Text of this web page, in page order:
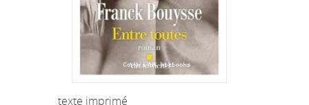
texte imprimé